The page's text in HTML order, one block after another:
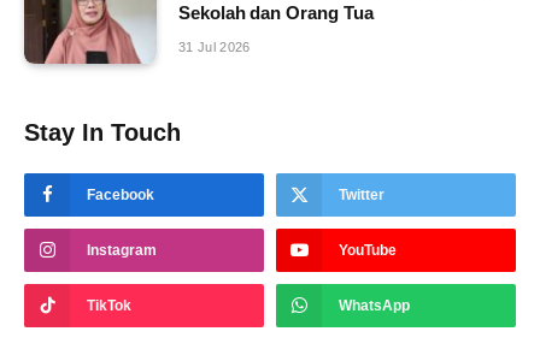
Sekolah dan Orang Tua
31 Jul 2026
Stay In Touch
Facebook Twitter
Instagram YouTube
TikTok WhatsApp